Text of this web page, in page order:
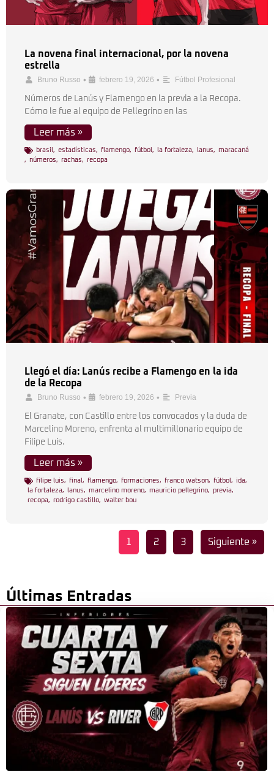
La novena final internacional, por la novena
estrella
Bruno Russo • febrero 19, 2026 • Fútbol Profesional
Números de Lanús y Flamengo en la previa a la Recopa.
Cómo le fue al equipo de Pellegrino en las
Leer más »
brasil , estadísticas, flamengo, fútbol , la fortaleza, lanus, maracaná
, números, rachas, recopa
Llegó el día: Lanús recibe a Flamengo en la ida
de la Recopa
Bruno Russo • febrero 19, 2026 • Previa
El Granate, con Castillo entre los convocados y la duda de
Marcelino Moreno, enfrenta al multimillonario equipo de
Filipe Luis.
Leer más »
filipe luis, final , flamengo, formaciones, franco watson, fútbol , ida,
la fortaleza, lanus, marcelino moreno, mauricio pellegrino, previa,
recopa, rodrigo castillo, walter bou
1 2 3 Siguiente »
Últimas Entradas